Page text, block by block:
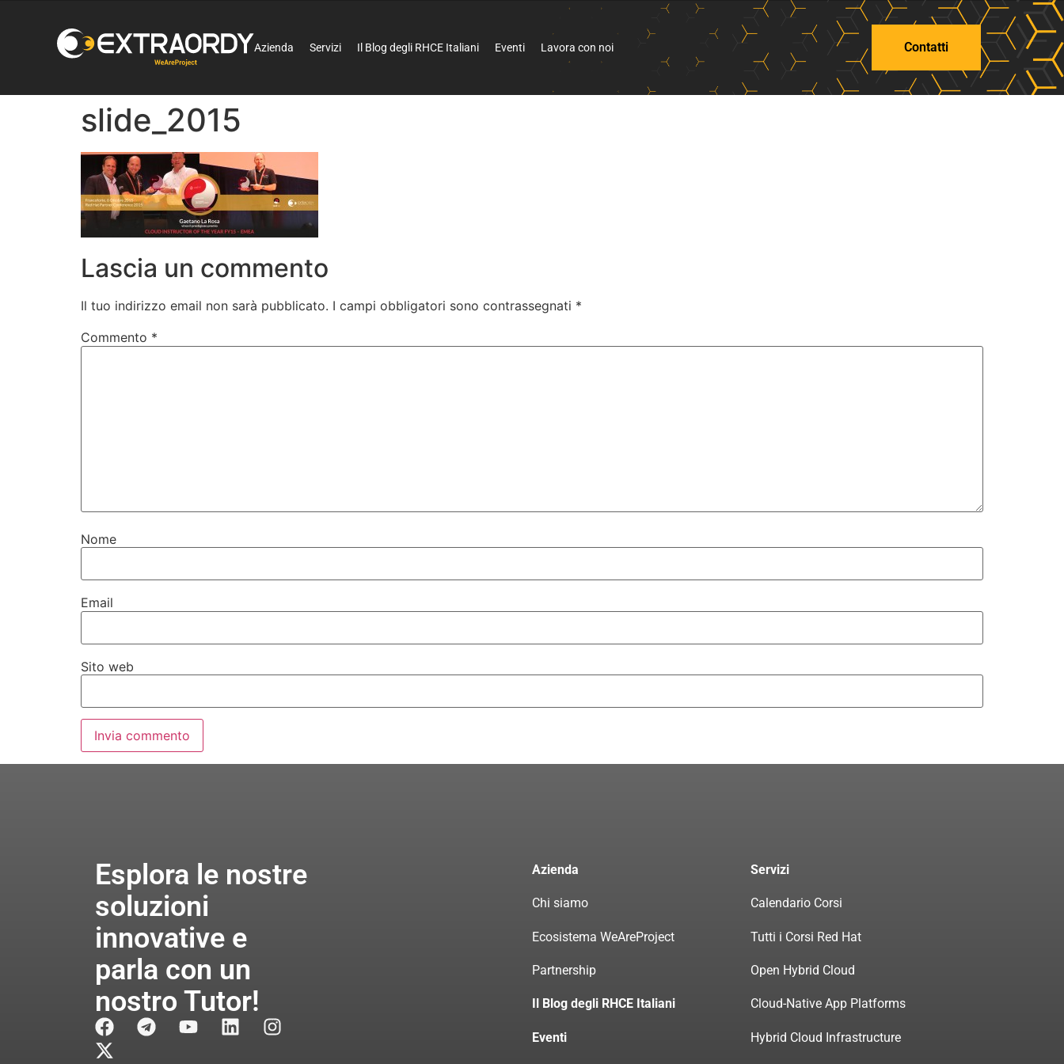
Azienda Servizi Il Blog degli RHCE Italiani Eventi Lavora con noi Contatti
slide_2015
Lascia un commento
Il tuo indirizzo email non sarà pubblicato. I campi obbligatori sono contrassegnati *
Commento *
Nome
Email
Sito web
Esplora le nostre
soluzioni
innovative e
parla con un
nostro Tutor!
Azienda
Chi siamo
Ecosistema WeAreProject
Partnership
Il Blog degli RHCE Italiani
Eventi
Servizi
Calendario Corsi
Tutti i Corsi Red Hat
Open Hybrid Cloud
Cloud-Native App Platforms
Hybrid Cloud Infrastructure